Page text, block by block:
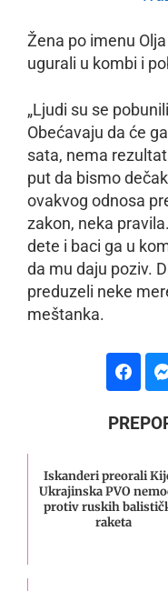
Žena po imenu
ugurali u kombi i
„Ljudi su se
Obećavaju da će
sata, nema
put da bismo
ovakvog odnosa
zakon, neka
dete i baci ga u
da mu daju poziv.
preduzeli neke
meštanka.
Iskanderi preorali
Ukrajinska PVO
protiv ruskih
raketa